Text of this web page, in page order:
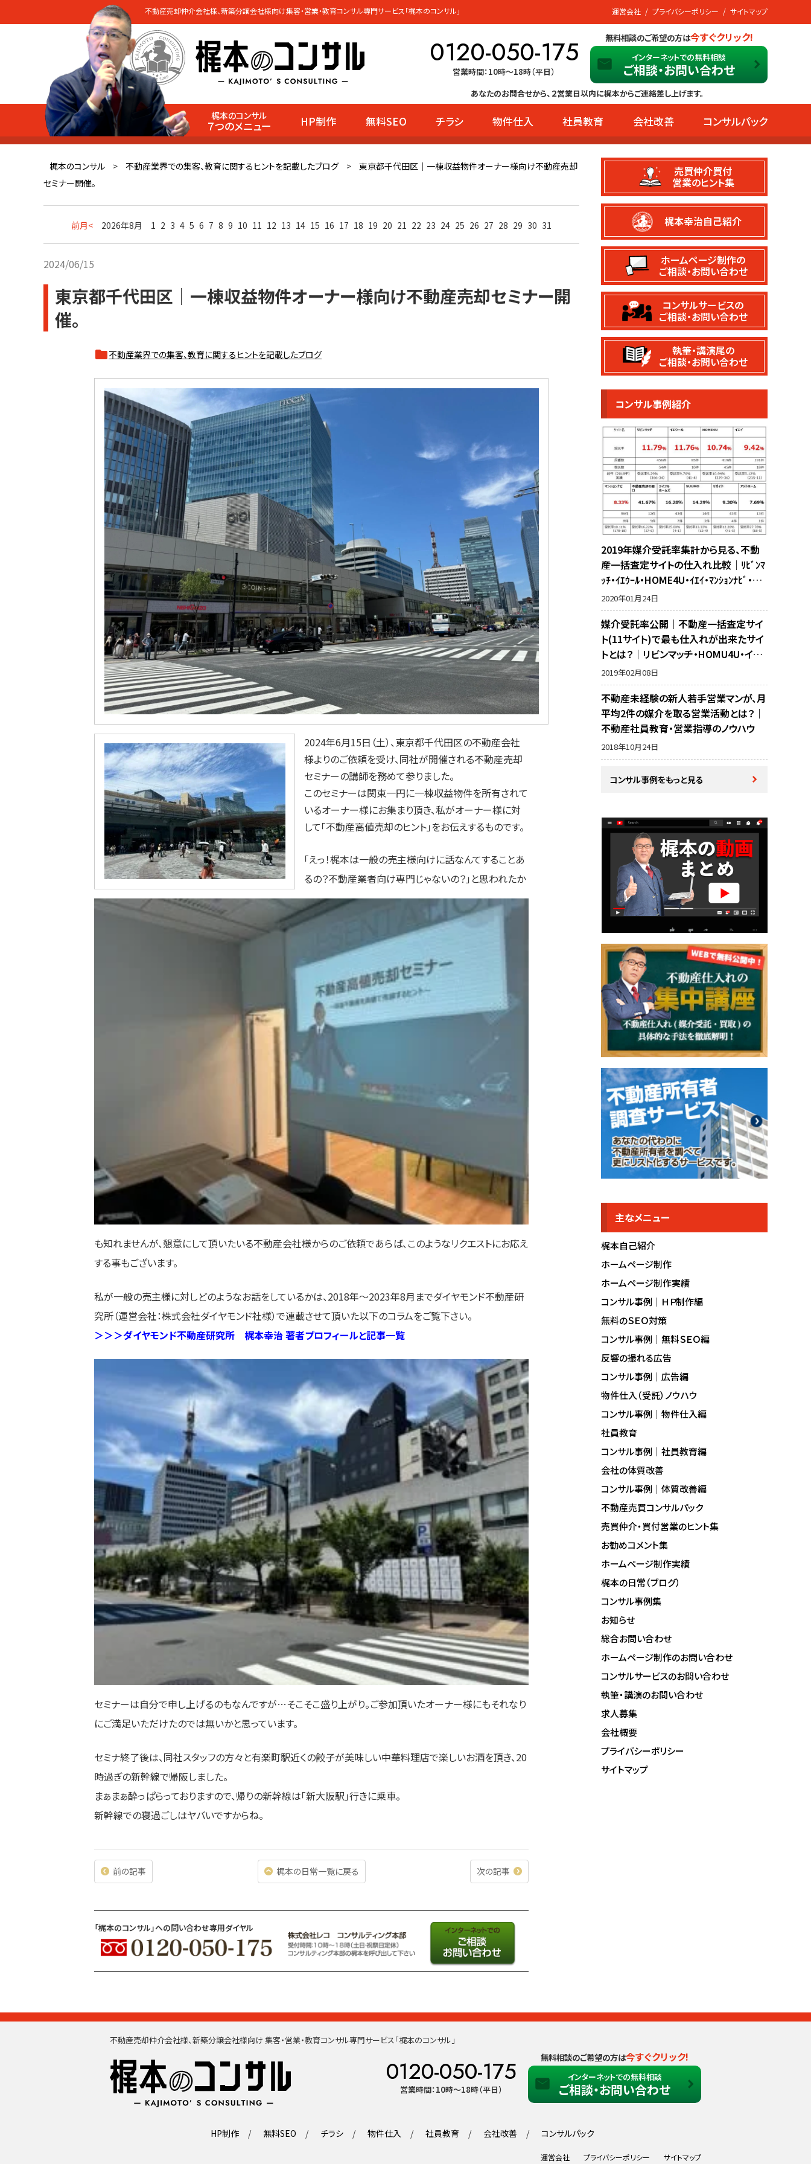
不動産売却仲介会社様、新築分譲会社様向け集客・営業・教育コンサル専門サービス「梶本のコンサル」
0120-050-175
営業時間：10時〜18時（平日）
無料相談のご希望の方は今すぐクリック!
インターネットでの無料相談
ご相談・お問い合わせ
運営会社 プライバシーポリシー サイトマップ
あなたのお問合せから、２営業日以内に梶本からご連絡差し上げます。
梶本のコンサル
７つのメニュー HP制作 無料SEO チラシ 物件仕入 社員教育 会社改善 コンサルパック
梶本のコンサル > 不動産業界での集客、教育に関するヒントを記載したブログ >
東京都千代田区｜一棟収益物件オーナー様向け不動産売却
セミナー開催。
前月< 2026年8月 1 2 3 4 5 6 7 8 9 10 11 12 13 14 15 16 17 18 19 20 21 22 23 24 25 26 27 28 29 30 31
2024/06/15
東京都千代田区｜一棟収益物件オーナー様向け不動産売却セミナー開
催。
不動産業界での集客、教育に関するヒントを記載したブログ
2024年6月15日（土）、東京都千代田区の不動産会社
様よりのご依頼を受け、同社が開催される不動産売却
セミナーの講師を務めて参りました。
このセミナーは関東一円に一棟収益物件を所有されて
いるオーナー様にお集まり頂き、私がオーナー様に対
して「不動産高値売却のヒント」をお伝えするものです。
「えっ！梶本は一般の売主様向けに話なんてすることあ
るの？不動産業者向け専門じゃないの？」と思われたか
も知れませんが、懇意にして頂いたいる不動産会社様からのご依頼であらば、このようなリクエストにお応え
する事もございます。
私が一般の売主様に対しどのようなお話をしているかは、2018年～2023年8月までダイヤモンド不動産研
究所（運営会社：株式会社ダイヤモンド社様）で連載させて頂いた以下のコラムをご覧下さい。
＞＞＞ダイヤモンド不動産研究所 梶本幸治 著者プロフィールと記事一覧
セミナーは自分で申し上げるのもなんですが…そこそこ盛り上がり。ご参加頂いたオーナー様にもそれなり
にご満足いただけたのでは無いかと思っています。
セミナ終了後は、同社スタッフの方々と有楽町駅近くの餃子が美味しい中華料理店で楽しいお酒を頂き、20
時過ぎの新幹線で帰阪しました。
まぁまぁ酔っぱらっておりますので、帰りの新幹線は「新大阪駅」行きに乗車。
新幹線での寝過ごしはヤバいですからね。
前の記事 梶本の日常一覧に戻る 次の記事
「梶本のコンサル」への問い合わせ専用ダイヤル
売買仲介買付
営業のヒント集
梶本幸治自己紹介
ホームページ制作の
ご相談・お問い合わせ
コンサルサービスの
ご相談・お問い合わせ
執筆・講演尾の
ご相談・お問い合わせ
コンサル事例紹介
2019年媒介受託率集計から見る、不動
産一括査定サイトの仕入れ比較｜ﾘﾋﾞﾝﾏ
ｯﾁ・ｲｴｳｰﾙ・HOME4U・ｲｴｲ・ﾏﾝｼｮﾝﾅﾋﾞ・不
動産売却の窓口・ﾗｲﾌﾙﾎｰﾑｽﾞ・SUUMO・ﾘ
ｶﾞｲﾄﾞ・ｱｯﾄﾎｰﾑの10サイト比較
2020年01月24日
媒介受託率公開｜不動産一括査定サイ
ト(11サイト)で最も仕入れが出来たサイ
トとは？｜リビンマッチ・HOMU4U・イエ
イ・イエウール・マンションナビ・リガイド・
アットホーム・SUUMO・不動産売却の窓
口・ホームズ・マイナビの反響比較
2019年02月08日
不動産未経験の新人若手営業マンが、月
平均2件の媒介を取る営業活動とは？｜
不動産社員教育・営業指導のノウハウ
2018年10月24日
コンサル事例をもっと見る
主なメニュー
梶本自己紹介
ホームページ制作
ホームページ制作実績
コンサル事例｜ＨＰ制作編
無料のＳＥＯ対策
コンサル事例｜無料ＳＥＯ編
反響の撮れる広告
コンサル事例｜広告編
物件仕入（受託）ノウハウ
コンサル事例｜物件仕入編
社員教育
コンサル事例｜社員教育編
会社の体質改善
コンサル事例｜体質改善編
不動産売買コンサルパック
売買仲介・買付営業のヒント集
お勧めコメント集
ホームページ制作実績
梶本の日常（ブログ）
コンサル事例集
お知らせ
総合お問い合わせ
ホームページ制作のお問い合わせ
コンサルサービスのお問い合わせ
執筆・講演のお問い合わせ
求人募集
会社概要
プライバシーポリシー
サイトマップ
不動産売却仲介会社様、新築分譲会社様向け 集客・営業・教育コンサル専門サービス「梶本のコンサル」
0120-050-175
営業時間：10時〜18時（平日）
無料相談のご希望の方は今すぐクリック!
インターネットでの無料相談
ご相談・お問い合わせ
HP制作 無料SEO チラシ 物件仕入 社員教育 会社改善 コンサルパック
運営会社 プライバシーポリシー サイトマップ